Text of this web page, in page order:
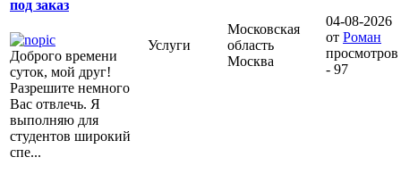
под заказ
Доброго времени
суток, мой друг!
Разрешите немного
Вас отвлечь. Я
выполняю для
студентов широкий
спе...
Услуги
Московская
область
Москва
04-08-2026
от Роман
просмотров
- 97